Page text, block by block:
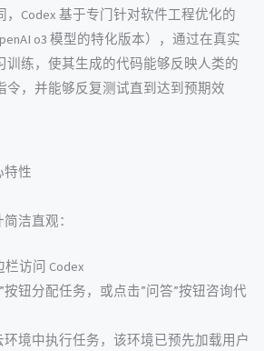
Codex 基于专门针对软件工程优化的
o3 模型的特化版本），通过在真实
训练，使其生成的代码能够反映人类的
令，并能够反复测试直到达到预期效
特性
洁直观：
栏访问 Codex
钮分配任务，或点击”问答”按钮咨询代
环境中执行任务，该环境已预先加载用户